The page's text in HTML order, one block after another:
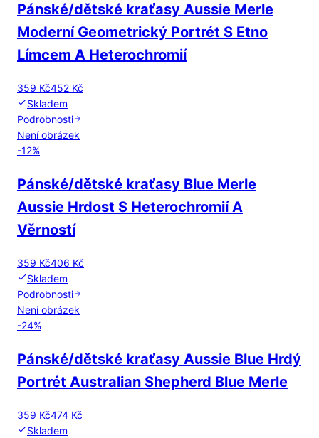
Pánské/dětské kraťasy Aussie Merle
Moderní Geometrický Portrét S Etno
Límcem A Heterochromií
359 Kč452 Kč
Skladem
Podrobnosti
Není obrázek
-12%
Pánské/dětské kraťasy Blue Merle
Aussie Hrdost S Heterochromií A
Věrností
359 Kč406 Kč
Skladem
Podrobnosti
Není obrázek
-24%
Pánské/dětské kraťasy Aussie Blue Hrdý
Portrét Australian Shepherd Blue Merle
359 Kč474 Kč
Skladem